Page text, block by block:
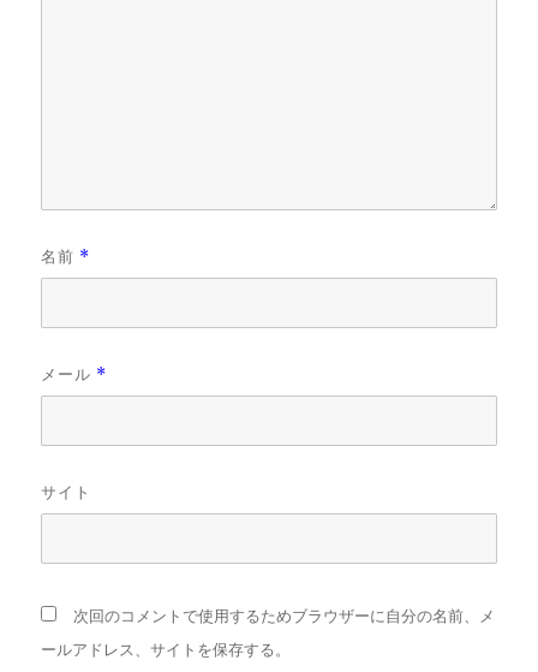
名前 *
メール *
サイト
次回のコメントで使用するためブラウザーに自分の名前、メ
ールアドレス、サイトを保存する。